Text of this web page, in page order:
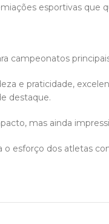
esportivas que
campeonatos
e praticidade,
destaque.
mas ainda
o esforço dos atletas